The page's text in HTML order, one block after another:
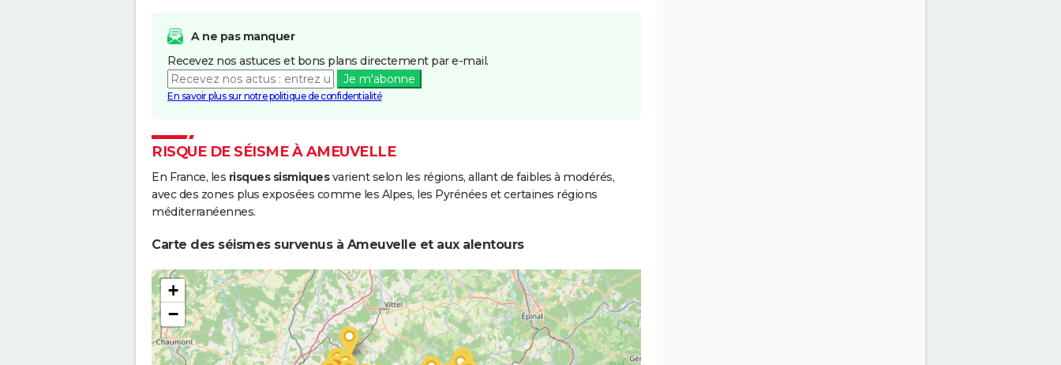
A ne pas manquer
Recevez nos astuces et bons plans directement par e-mail.
Je m'abonne
En savoir plus sur notre politique de confidentialité
RISQUE DE SÉISME À AMEUVELLE
En France, les risques sismiquesvarient selon les régions, allant de faibles à modérés,
avec des zones plus exposées comme les Alpes, les Pyrénées et certaines régions
méditerranéennes.
Carte des séismes survenus à Ameuvelle et aux alentours
+
−